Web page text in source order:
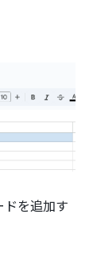
を追加す